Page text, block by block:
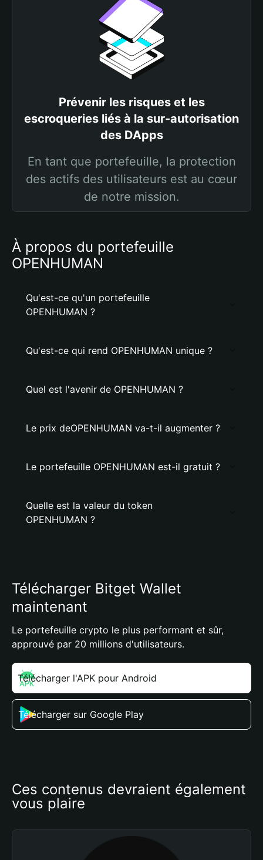
Prévenir les risques et les
escroqueries liés à la sur-autorisation
des DApps
En tant que portefeuille, la protection
des actifs des utilisateurs est au cœur
de notre mission.
À propos du portefeuille
OPENHUMAN
Qu'est-ce qu'un portefeuille
OPENHUMAN ?
Qu'est-ce qui rend OPENHUMAN unique ?
Quel est l'avenir de OPENHUMAN ?
Le prix deOPENHUMAN va-t-il augmenter ?
Le portefeuille OPENHUMAN est-il gratuit ?
Quelle est la valeur du token
OPENHUMAN ?
Télécharger Bitget Wallet
maintenant
Le portefeuille crypto le plus performant et sûr,
approuvé par 20 millions d'utilisateurs.
Télécharger l'APK pour Android
Télécharger sur Google Play
Ces contenus devraient également
vous plaire